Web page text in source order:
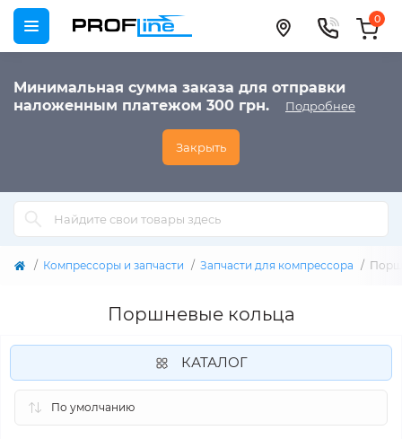
Минимальная сумма заказа для отправки
наложенным платежом 300 грн.
Подробнее
Закрыть
0
Компрессоры и запчасти Запчасти для компрессора
Поршневые кольца
КАТАЛОГ